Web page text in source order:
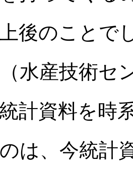
後のことで
水産技術セ
計資料を時
は、今統計